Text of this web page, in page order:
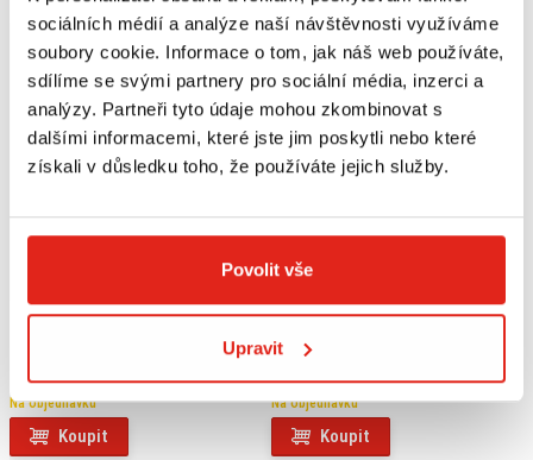
sociálních médií a analýze naší návštěvnosti využíváme
soubory cookie. Informace o tom, jak náš web používáte,
sdílíme se svými partnery pro sociální média, inzerci a
analýzy. Partneři tyto údaje mohou zkombinovat s
dalšími informacemi, které jste jim poskytli nebo které
získali v důsledku toho, že používáte jejich služby.
Povolit vše
Upravit
1 039 Kč s DPH
SUZUKI ZADNÝ KRYT BRZDOVÉHO
Na objednávku
Koupit
1 519 Kč s DPH
SUZUKI PREDNÝ KRYT BRZDOVÉHO
Na objednávku
Koupit